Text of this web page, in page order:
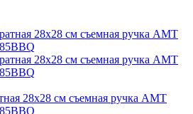
28х28 см съемная ручка AMT